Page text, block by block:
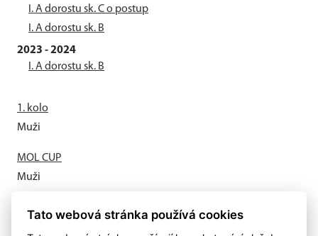
I. A dorostu sk. C o postup
I. A dorostu sk. B
2023 - 2024
I. A dorostu sk. B
1. kolo
Muži
MOL CUP
Muži
Letní příprava odstartovala
Tato webová stránka používá cookies